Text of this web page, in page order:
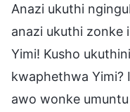
Anazi ukuthi
anazi ukuthi zonke
Yimi! Kusho
kwaphethwa Yimi?
awo wonke